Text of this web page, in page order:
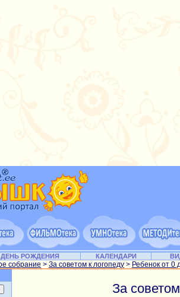
ДЕНЬ РОЖДЕНИЯ КАЛЕНДАРИ
собрание > За советом к логопеду > Ребенок от 0
За